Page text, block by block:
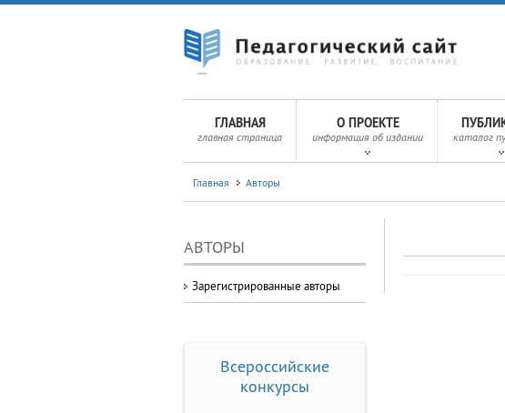
ГЛАВНАЯ
главная страница
О ПРОЕКТЕ
информация об издании каталог
Главная Авторы
АВТОРЫ
Зарегистрированные авторы
Всероссийские
конкурсы